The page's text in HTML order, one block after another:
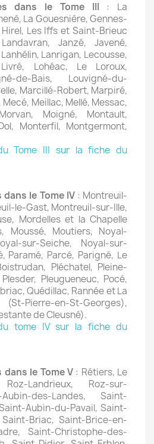
dans le Tome III : La
La Gouesnière, Gennes-
Les Iffs et Saint-Brieuc
Janzé, Javené,
Lanrigan, Lecousse,
Lohéac, Le Loroux,
de-Bais, Louvigné-du-
Marcillé-Robert, Marpiré,
Meillac, Mellé, Messac,
Moigné, Montault,
Monterfil, Montgermont,
Tome III sur la fiche du
le Tome IV: Montreuil-
le-Gast, Montreuil-sur-Ille,
Mordelles et la Chapelle
Moussé, Moutiers, Noyal-
sur-Seiche, Noyal-sur-
Paramé, Parcé, Parigné, Le
Pléchatel, Pleine-
Pleugueneuc, Pocé,
Quédillac, Rannée et La
Pierre-en-St-Georges),
de Cleusné).
tome IV sur la fiche du
le Tome V: Rétiers, Le
Landrieux, Roz-sur-
des-Landes, Saint-
Aubin-du-Pavail, Saint-
Briac, Saint-Brice-en-
Saint-Christophe-des-